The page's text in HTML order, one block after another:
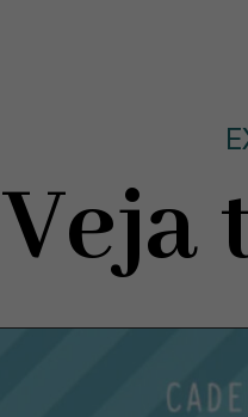
Veja